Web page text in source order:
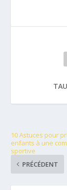
10 Astuces pour
enfants à une
sportive
PRÉCÉDENT